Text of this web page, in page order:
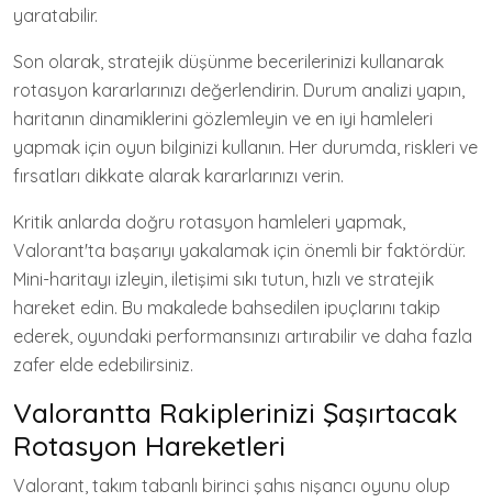
yaratabilir.
Son olarak, stratejik düşünme becerilerinizi kullanarak
rotasyon kararlarınızı değerlendirin. Durum analizi yapın,
haritanın dinamiklerini gözlemleyin ve en iyi hamleleri
yapmak için oyun bilginizi kullanın. Her durumda, riskleri ve
fırsatları dikkate alarak kararlarınızı verin.
Kritik anlarda doğru rotasyon hamleleri yapmak,
Valorant'ta başarıyı yakalamak için önemli bir faktördür.
Mini-haritayı izleyin, iletişimi sıkı tutun, hızlı ve stratejik
hareket edin. Bu makalede bahsedilen ipuçlarını takip
ederek, oyundaki performansınızı artırabilir ve daha fazla
zafer elde edebilirsiniz.
Valorantta Rakiplerinizi Şaşırtacak
Rotasyon Hareketleri
Valorant, takım tabanlı birinci şahıs nişancı oyunu olup